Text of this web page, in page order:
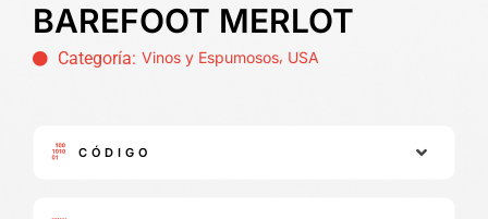
BAREFOOT MERLOT
Categoría: Vinos y Espumosos, USA
CÓDIGO